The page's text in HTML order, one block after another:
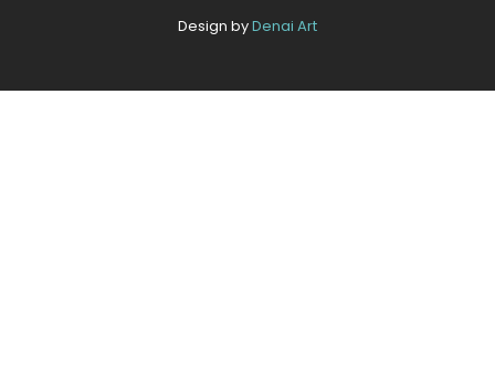
Design byDenai Art